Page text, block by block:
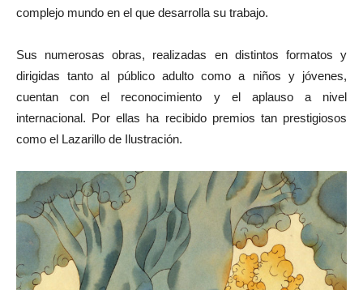
complejo mundo en el que desarrolla su trabajo.
Sus numerosas obras, realizadas en distintos formatos y
dirigidas tanto al público adulto como a niños y jóvenes,
cuentan con el reconocimiento y el aplauso a nivel
internacional. Por ellas ha recibido premios tan prestigiosos
como el Lazarillo de Ilustración.